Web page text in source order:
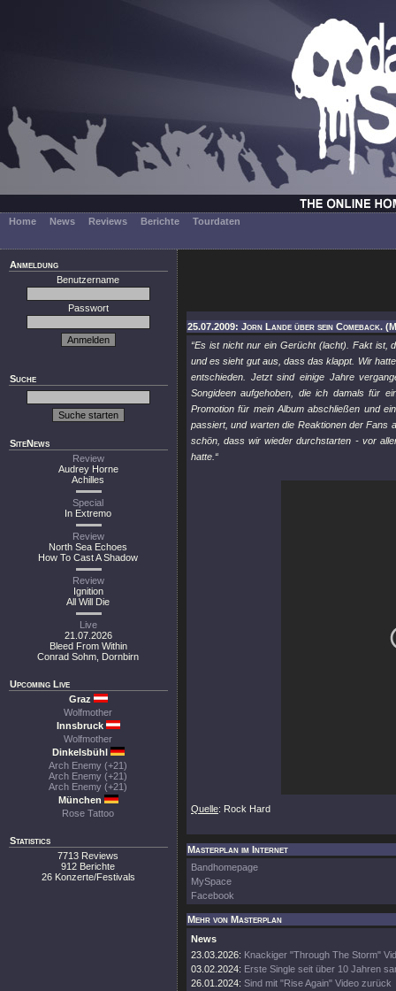
Home News Reviews Berichte Tourdaten
Anmeldung
Benutzername
Passwort
Suche
SiteNews
Review
Audrey Horne
Achilles
Special
In Extremo
Review
North Sea Echoes
How To Cast A Shadow
Review
Ignition
All Will Die
Live
21.07.2026
Bleed From Within
Conrad Sohm, Dornbirn
Upcoming Live
Graz
Wolfmother
Innsbruck
Wolfmother
Dinkelsbühl
Arch Enemy (+21)
Arch Enemy (+21)
Arch Enemy (+21)
München
Rose Tattoo
Statistics
7713 Reviews
912 Berichte
26 Konzerte/Festivals
25.07.2009: Jorn Lande über sein Comeback.
“Es ist nicht nur ein Gerücht (lacht). Fakt ist,
und es sieht gut aus, dass das klappt. Wir
entschieden. Jetzt sind einige Jahre
Songideen aufgehoben, die ich damals für
Promotion für mein Album abschließen und
passiert, und warten die Reaktionen der Fans
schön, dass wir wieder durchstarten - vor
hatte.“
Quelle: Rock Hard
Masterplan im Internet
Bandhomepage
MySpace
Facebook
Mehr von Masterplan
News
23.03.2026: Knackiger "Through The Storm"
03.02.2024: Erste Single seit über 10 Jahren
26.01.2024: Sind mit "Rise Again" Video zurück